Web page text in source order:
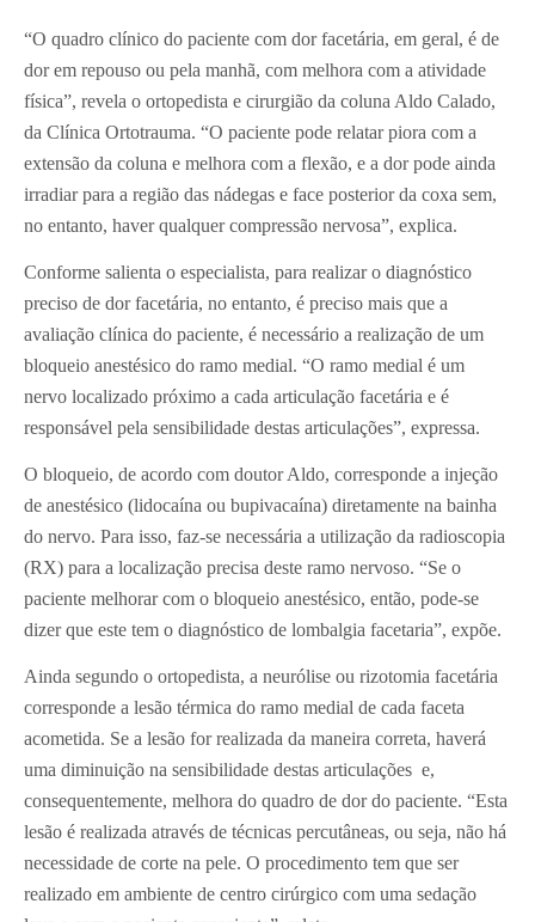
“O quadro clínico do paciente com dor facetária, em geral, é de
dor em repouso ou pela manhã, com melhora com a atividade
física”, revela o ortopedista e cirurgião da coluna Aldo Calado,
da Clínica Ortotrauma. “O paciente pode relatar piora com a
extensão da coluna e melhora com a flexão, e a dor pode ainda
irradiar para a região das nádegas e face posterior da coxa sem,
no entanto, haver qualquer compressão nervosa”, explica.
Conforme salienta o especialista, para realizar o diagnóstico
preciso de dor facetária, no entanto, é preciso mais que a
avaliação clínica do paciente, é necessário a realização de um
bloqueio anestésico do ramo medial. “O ramo medial é um
nervo localizado próximo a cada articulação facetária e é
responsável pela sensibilidade destas articulações”, expressa.
O bloqueio, de acordo com doutor Aldo, corresponde a injeção
de anestésico (lidocaína ou bupivacaína) diretamente na bainha
do nervo. Para isso, faz-se necessária a utilização da radioscopia
(RX) para a localização precisa deste ramo nervoso. “Se o
paciente melhorar com o bloqueio anestésico, então, pode-se
dizer que este tem o diagnóstico de lombalgia facetaria”, expõe.
Ainda segundo o ortopedista, a neurólise ou rizotomia facetária
corresponde a lesão térmica do ramo medial de cada faceta
acometida. Se a lesão for realizada da maneira correta, haverá
uma diminuição na sensibilidade destas articulações e,
consequentemente, melhora do quadro de dor do paciente. “Esta
lesão é realizada através de técnicas percutâneas, ou seja, não há
necessidade de corte na pele. O procedimento tem que ser
realizado em ambiente de centro cirúrgico com uma sedação